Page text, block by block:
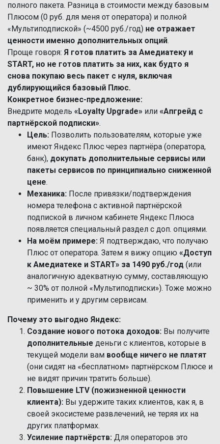
полного пакета. Разница в стоимости между базовым
Плюсом (0 руб. для меня от оператора) и полной
«Мультиподпиской» (~4500 руб./год) не отражает
ценности именно дополнительных опций.
Проще говоря: Я готов платить за Амедиатеку и
START, но не готов платить за них, как будто я
снова покупаю весь пакет с нуля, включая
дублирующийся базовый Плюс.
Конкретное бизнес-предложение:
Внедрите модель «Loyalty Upgrade» или «Апгрейд с
партнёрской подписки».
Цель: Позволить пользователям, которые уже
имеют Яндекс Плюс через партнёра (оператора,
банк), докупать дополнительные сервисы или
пакеты сервисов по принципиально сниженной
цене.
Механика: После привязки/подтверждения
номера телефона с активной партнёрской
подпиской в личном кабинете Яндекс Плюса
появляется специальный раздел с доп. опциями.
На моём примере: Я подтверждаю, что получаю
Плюс от оператора. Затем я вижу опцию «Доступ
к Амедиатеке и START» за 1490 руб./год (или
аналогичную адекватную сумму, составляющую
~ 30% от полной «Мультиподписки»). Тоже можно
применить и у другим сервисам.
Почему это выгодно Яндекс:
Создание нового потока доходов: Вы получите
дополнительные деньги с клиентов, которые в
текущей модели вам вообще ничего не платят
(они сидят на «бесплатном» партнёрском Плюсе и
не видят причин тратить больше).
Повышение LTV (пожизненной ценности
клиента): Вы удержите таких клиентов, как я, в
своей экосистеме развлечений, не теряя их на
других платформах.
Усиление партнёрств: Для операторов это